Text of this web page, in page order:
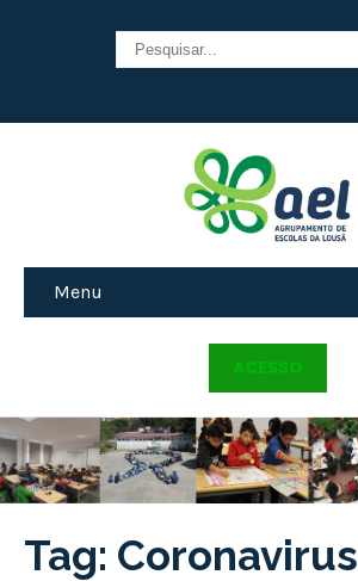
Menu
ACESSO
Tag: Coronavirus